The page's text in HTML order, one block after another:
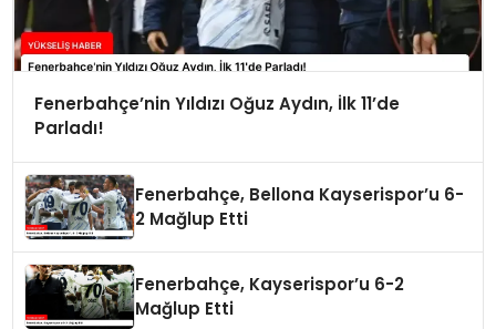
Fenerbahçe’nin Yıldızı Oğuz Aydın, İlk 11’de
Parladı!
Fenerbahçe, Bellona Kayserispor’u 6-
2 Mağlup Etti
Fenerbahçe, Kayserispor’u 6-2
Mağlup Etti